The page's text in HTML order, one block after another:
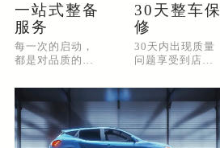
一站式整备
服务
每一次的启动，
都是对品质的承
只为更好的你
30天整车保
修
30天内出现质量
问题享受到店维
务标准为主）